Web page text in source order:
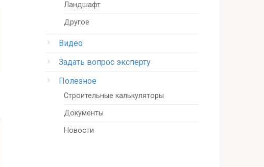
Ландшафт
Другое
Видео
Задать вопрос эксперту
Полезное
Строительные калькуляторы
Документы
Новости